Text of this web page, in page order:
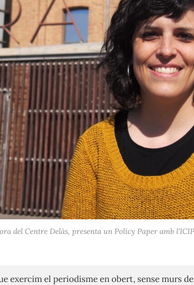
del Centre Delàs, presenta un Policy Paper amb
exercim el periodisme en obert, sense murs